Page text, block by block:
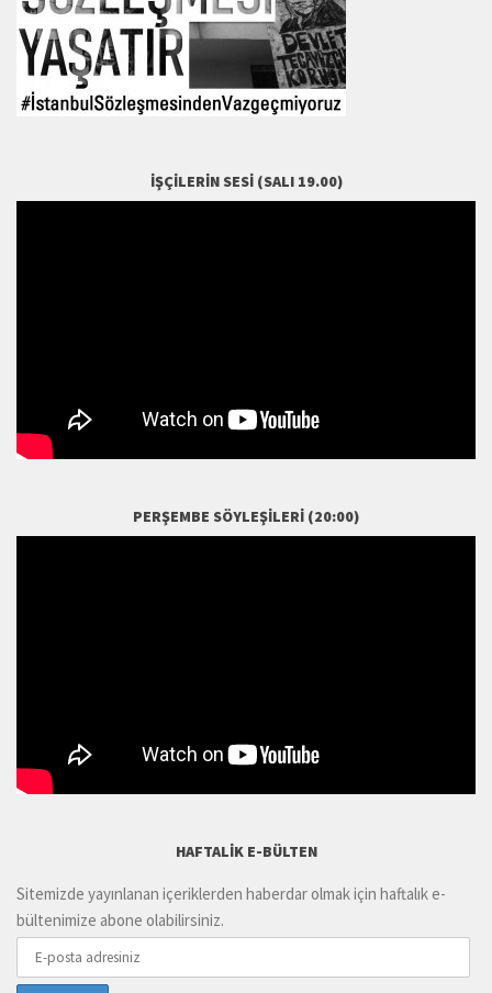
İŞÇILERIN SESI (SALI 19.00)
PERŞEMBE SÖYLEŞILERI (20:00)
HAFTALIK E-BÜLTEN
Sitemizde yayınlanan içeriklerden haberdar olmak için haftalık e-
bültenimize abone olabilirsiniz.